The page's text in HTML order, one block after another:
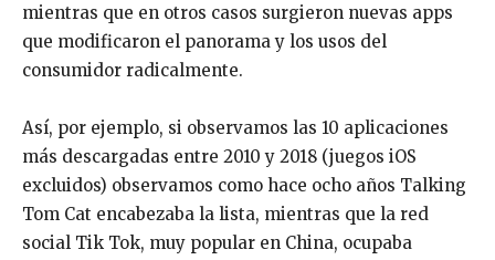
mientras que en otros casos surgieron nuevas apps
que modificaron el panorama y los usos del
consumidor radicalmente.
Así, por ejemplo, si observamos las 10 aplicaciones
más descargadas entre 2010 y 2018 (juegos iOS
excluidos) observamos como hace ocho años Talking
Tom Cat encabezaba la lista, mientras que la red
social Tik Tok, muy popular en China, ocupaba